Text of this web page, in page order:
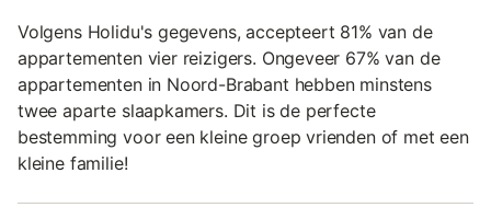
Volgens Holidu's gegevens, accepteert 81% van de
appartementen vier reizigers. Ongeveer 67% van de
appartementen in Noord-Brabant hebben minstens
twee aparte slaapkamers. Dit is de perfecte
bestemming voor een kleine groep vrienden of met een
kleine familie!